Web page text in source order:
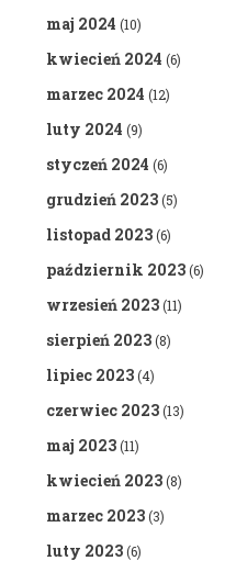
maj 2024 (10)
kwiecień 2024 (6)
marzec 2024 (12)
luty 2024 (9)
styczeń 2024 (6)
grudzień 2023(5)
listopad 2023(6)
październik 2023(6)
wrzesień 2023(11)
sierpień 2023(8)
lipiec 2023(4)
czerwiec 2023(13)
maj 2023(11)
kwiecień 2023(8)
marzec 2023(3)
luty 2023(6)